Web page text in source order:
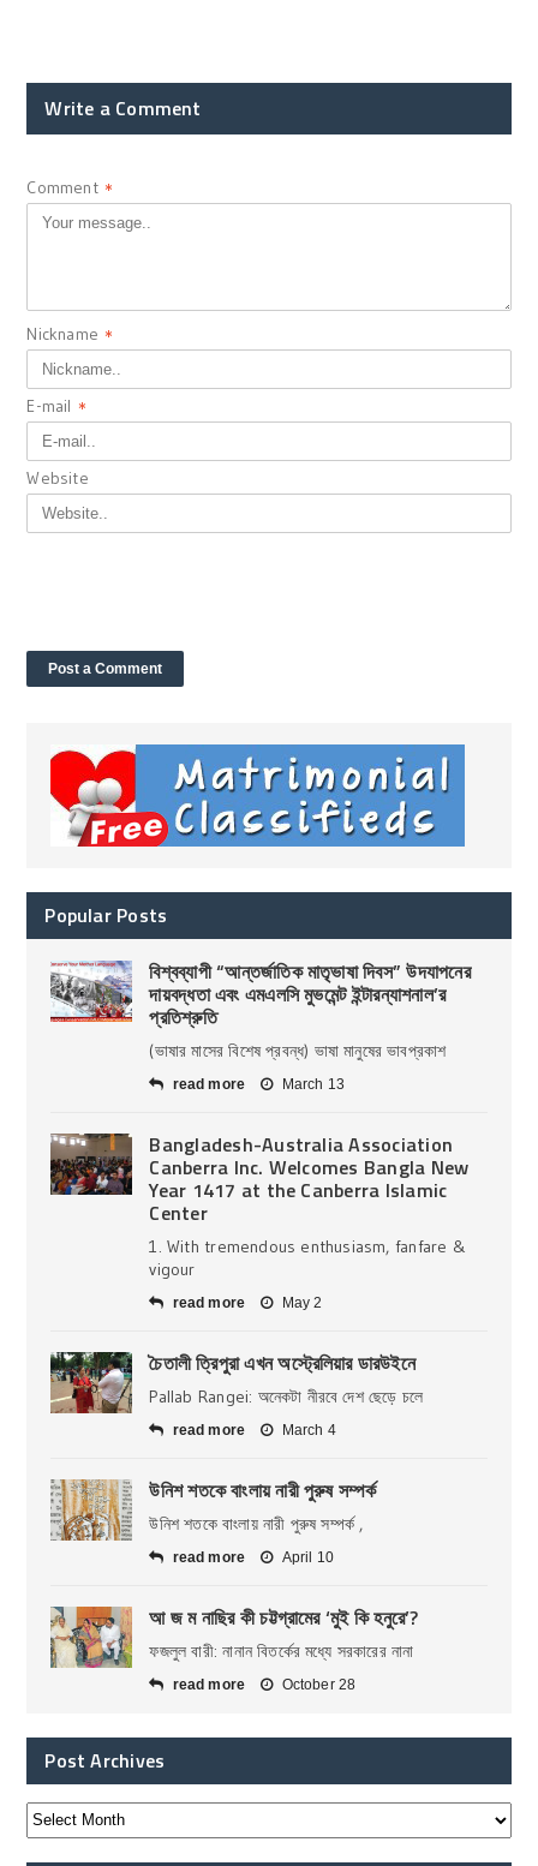
Write a Comment
Comment *
Nickname *
E-mail *
Website
Popular Posts
বিশ্বব্যাপী “আন্তর্জাতিক মাতৃভাষা দিবস” উদযাপনের
দায়বদ্ধতা এবং এমএলসি মুভমেন্ট ইন্টারন্যাশনাল’র
প্রতিশ্রুতি
(ভাষার মাসের বিশেষ প্রবন্ধ) ভাষা মানুষের ভাবপ্রকাশ
read more March 13
Bangladesh-Australia Association
Canberra Inc. Welcomes Bangla New
Year 1417 at the Canberra Islamic
Center
1. With tremendous enthusiasm, fanfare &
vigour
read more May 2
চৈতালী ত্রিপুরা এখন অস্ট্রেলিয়ার ডারউইনে
Pallab Rangei: অনেকটা নীরবে দেশ ছেড়ে চলে
read more March 4
উনিশ শতকে বাংলায় নারী পুরুষ সম্পর্ক
উনিশ শতকে বাংলায় নারী পুরুষ সম্পর্ক ,
read more April 10
আ জ ম নাছির কী চট্টগ্রামের ‘মুই কি হনুরে’?
ফজলুল বারী: নানান বিতর্কের মধ্যে সরকারের নানা
read more October 28
Post Archives